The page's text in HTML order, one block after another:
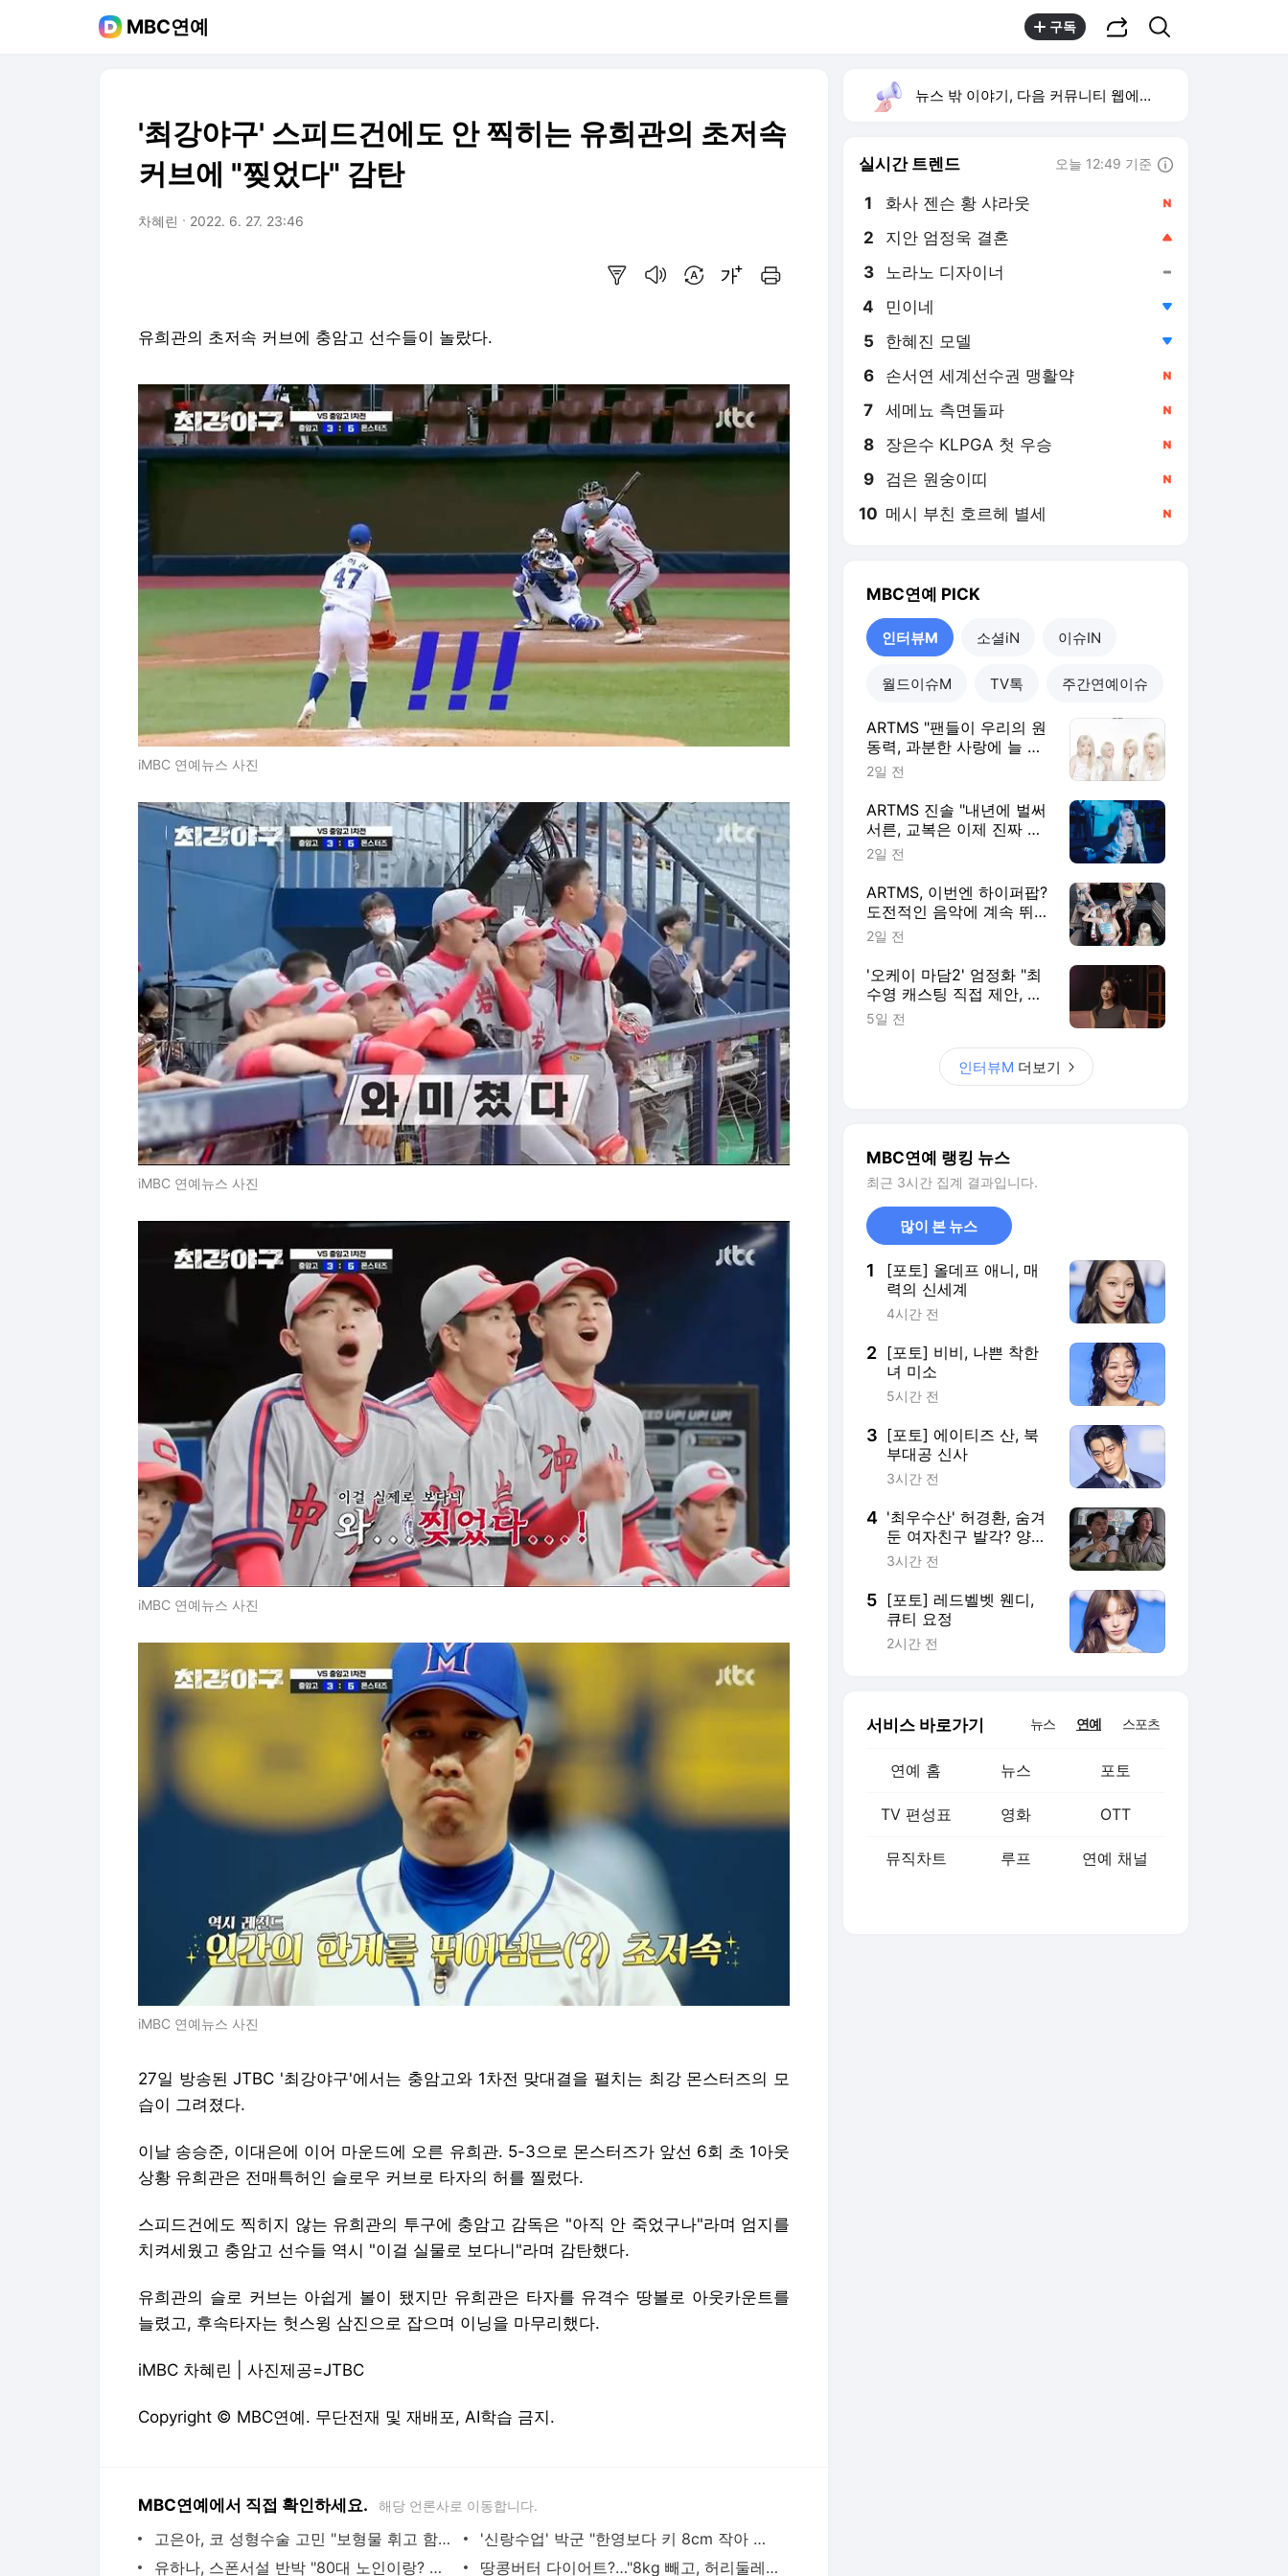
MBC연예 구독
'최강야구' 스피드건에도 안 찍히는 유희관의 초저속
커브에 "찢었다" 감탄
차혜린 2022. 6. 27. 23:46
유희관의 초저속 커브에 충암고 선수들이 놀랐다.
iMBC 연예뉴스 사진
iMBC 연예뉴스 사진
iMBC 연예뉴스 사진
iMBC 연예뉴스 사진
27일 방송된 JTBC '최강야구'에서는 충암고와 1차전 맞대결을 펼치는 최강 몬스터즈의 모
습이 그려졌다.
이날 송승준, 이대은에 이어 마운드에 오른 유희관. 5-3으로 몬스터즈가 앞선 6회 초 1아웃
상황 유희관은 전매특허인 슬로우 커브로 타자의 허를 찔렀다.
스피드건에도 찍히지 않는 유희관의 투구에 충암고 감독은 "아직 안 죽었구나"라며 엄지를
치켜세웠고 충암고 선수들 역시 "이걸 실물로 보다니"라며 감탄했다.
유희관의 슬로 커브는 아쉽게 볼이 됐지만 유희관은 타자를 유격수 땅볼로 아웃카운트를
늘렸고, 후속타자는 헛스윙 삼진으로 잡으며 이닝을 마무리했다.
iMBC 차혜린 | 사진제공=JTBC
Copyright © MBC연예. 무단전재 및 재배포, AI학습 금지.
MBC연예에서 직접 확인하세요. 해당 언론사로 이동합니다.
고은아, 코 성형수술 고민 "보형물 휘고 함몰"
'신랑수업' 박군 "한영보다 키 8cm 작아 위축"
유하나, 스폰서설 반박 "80대 노인이랑? 구려" [전문]
땅콩버터 다이어트?…"8kg 빼고, 허리둘레 16cm 줄어"(몸신)
뉴스 밖 이야기, 다음 커뮤니티 웹에서 보기
실시간 트렌드 오늘 12:49 기준
1 화사 젠슨 황 샤라웃
2 지안 엄정욱 결혼
3 노라노 디자이너
4 민이네
5 한혜진 모델
6 손서연 세계선수권 맹활약
7 세메뇨 측면돌파
8 장은수 KLPGA 첫 우승
9 검은 원숭이띠
10 메시 부친 호르헤 별세
MBC연예 PICK
인터뷰M 소셜iN 이슈IN
월드이슈M TV톡 주간연예이슈
ARTMS "팬들이 우리의 원
동력, 과분한 사랑에 늘 감
사" [인터뷰M]
2일 전
ARTMS 진솔 "내년에 벌써
서른, 교복은 이제 진짜 마
지막" [인터뷰M]
2일 전
ARTMS, 이번엔 하이퍼팝?
도전적인 음악에 계속 뛰어
드는 이유 [인터뷰M]
2일 전
'오케이 마담2' 엄정화 "최
수영 캐스팅 직접 제안, 후
배들에게 힘이 되는 선배
5일 전
인터뷰M 더보기
MBC연예 랭킹 뉴스
최근 3시간 집계 결과입니다.
많이 본 뉴스
1
[포토] 올데프 애니, 매
력의 신세계
4시간 전
2 [포토] 비비, 나쁜 착한
녀 미소
5시간 전
3 [포토] 에이티즈 산, 북
부대공 신사
3시간 전
4 '최우수산' 허경환, 숨겨
둔 여자친구 발각? 양세
형 "들은 게 있다"
3시간 전
5 [포토] 레드벨벳 웬디,
큐티 요정
2시간 전
서비스 바로가기 뉴스 연예 스포츠
연예 홈 뉴스 포토
TV 편성표 영화 OTT
뮤직차트 루프 연예 채널